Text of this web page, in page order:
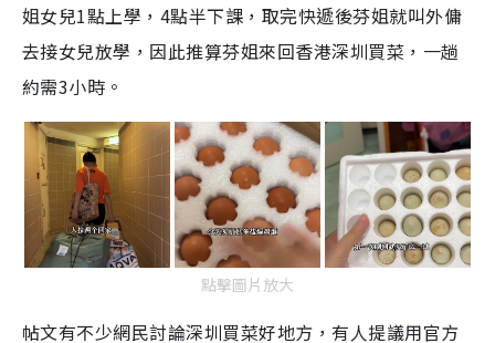
姐女兒1點上學，4點半下課，取完快遞後芬姐就叫外傭
去接女兒放學，因此推算芬姐來回香港深圳買菜，一趟
約需3小時。
點擊圖片放大
帖文有不少網民討論深圳買菜好地方，有人提議用官方